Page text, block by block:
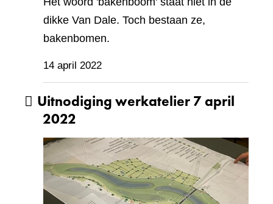
dikke Van Dale. Toch bestaan ze,
bakenbomen.
14 april 2022
Uitnodiging werkatelier 7 april
2022